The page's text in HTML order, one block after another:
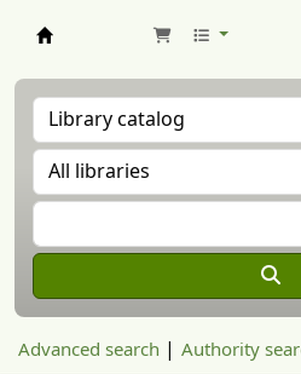
Advanced search Authority